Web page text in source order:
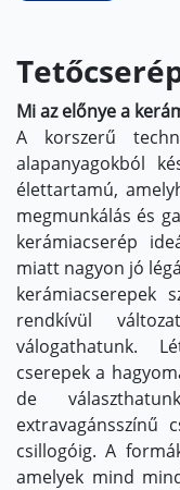
Mi az előnye a
A korszerű
alapanyagokból
élettartamú,
megmunkálás és
kerámiacserép
miatt nagyon jó
kerámiacserepek
rendkívül
válogathatunk.
cserepek a
de
extravagánsszínű
csillogóig. A
amelyek mind